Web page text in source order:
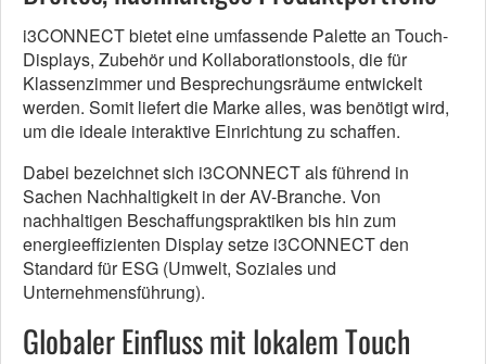
i3CONNECT bietet eine umfassende Palette an Touch-
Displays, Zubehör und Kollaborationstools, die für
Klassenzimmer und Besprechungsräume entwickelt
werden. Somit liefert die Marke alles, was benötigt wird,
um die ideale interaktive Einrichtung zu schaffen.
Dabei bezeichnet sich i3CONNECT als führend in
Sachen Nachhaltigkeit in der AV-Branche. Von
nachhaltigen Beschaffungspraktiken bis hin zum
energieeffizienten Display setze i3CONNECT den
Standard für ESG (Umwelt, Soziales und
Unternehmensführung).
Globaler Einfluss mit lokalem Touch